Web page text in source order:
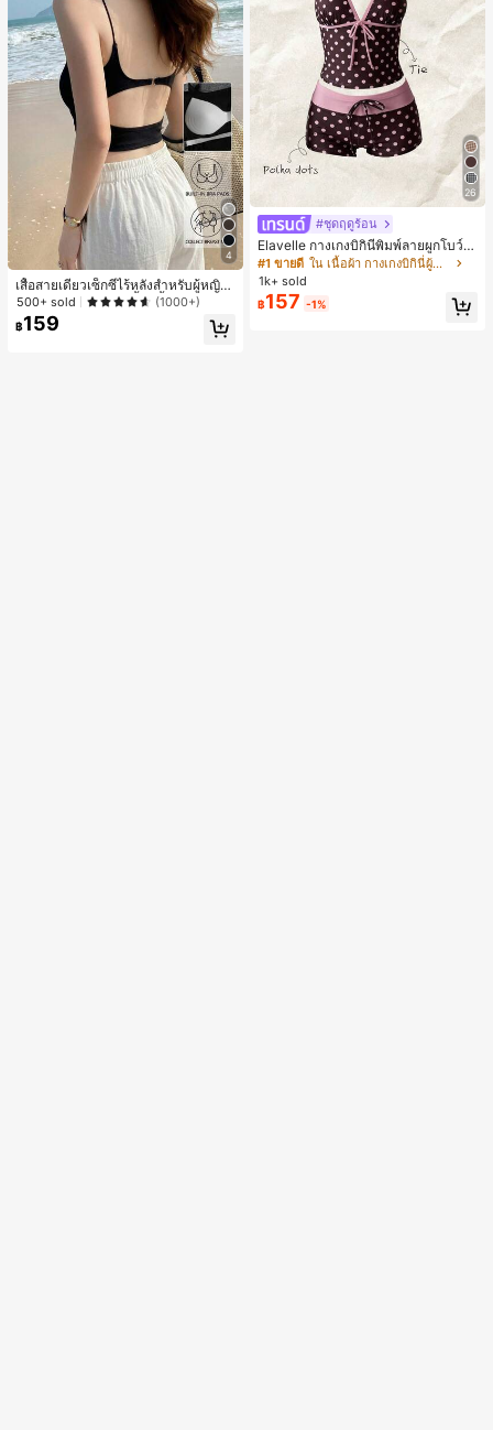
4
เสื้อสายเดี่ยวเซ็กซี่ไร้หลังสำหรับผู้หญิง
พร้อมบราแบบมีฟองน้ำ, เสื้อกล้ามแขน
กุด, เสื้อลำลองสีดำสำหรับฤดูร้อน
500+ sold (1000+)
฿159
26
#ชุดฤดูร้อน
Elavelle กางเกงบิกินี่พิมพ์ลายผูกโบว์เอ
วสูงสำหรับผู้หญิง, ฤดูใบไม้ผลิ/ฤดูร้อน
#1 ขายดี
ใน เนื้อผ้า กางเกงบิกินี่ผู้หญิง
1k+ sold
฿157 -1%